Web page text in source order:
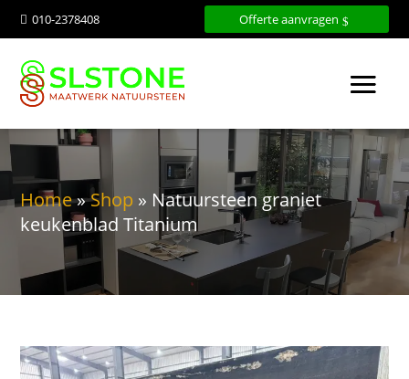
 010-2378408 Offerte aanvragen
Home»Shop » Natuursteen graniet
keukenblad Titanium